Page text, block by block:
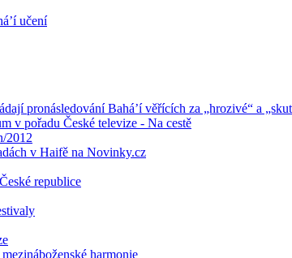
učení
pronásledování Bahá’í věřících za „hrozivé“ a
v pořadu České televize - Na cestě
2012
v Haifě na Novinky.cz
republice
harmonie